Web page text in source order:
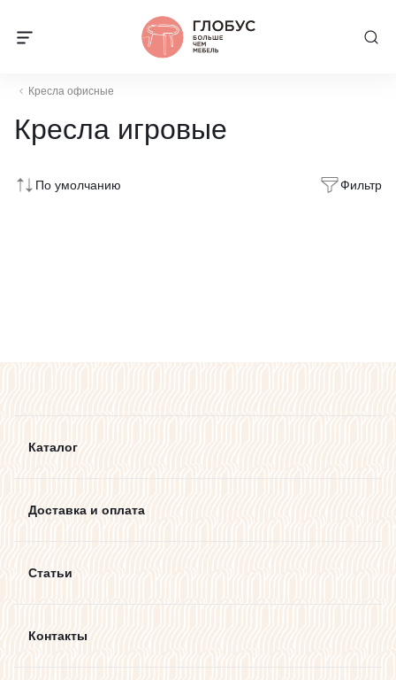
Кресла офисные
Кресла игровые
По умолчанию Фильтр
Каталог
Доставка и оплата
Статьи
Контакты